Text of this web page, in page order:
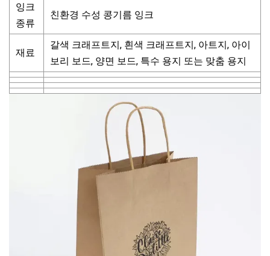
잉크
종류
친환경 수성 콩기름 잉크
재료
갈색 크래프트지, 흰색 크래프트지, 아트지, 아이
보리 보드, 양면 보드, 특수 용지 또는 맞춤 용지